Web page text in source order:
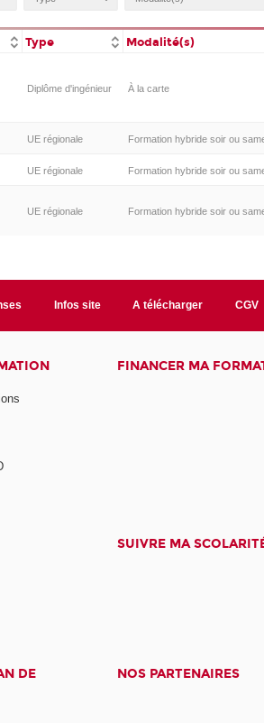
Type Modalité(s)
Diplôme d'ingénieur À la carte
UE régionale Formation hybride soir ou
UE régionale Formation hybride soir ou
UE régionale Formation hybride soir ou
Infos site A télécharger CGV
FINANCER MA
SUIVRE MA
DE
NOS PARTENAIRES